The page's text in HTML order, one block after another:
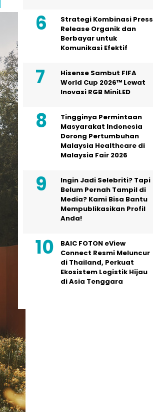
Strategi Kombinasi Press
Release Organik dan
Berbayar untuk
Komunikasi Efektif
Hisense Sambut FIFA
World Cup 2026™ Lewat
Inovasi RGB MiniLED
Tingginya Permintaan
Masyarakat Indonesia
Dorong Pertumbuhan
Malaysia Healthcare di
Malaysia Fair 2026
Ingin Jadi Selebriti? Tapi
Belum Pernah Tampil di
Media? Kami Bisa Bantu
Mempublikasikan Profil
Anda!
BAIC FOTON eView
Connect Resmi Meluncur
di Thailand, Perkuat
Ekosistem Logistik Hijau
di Asia Tenggara